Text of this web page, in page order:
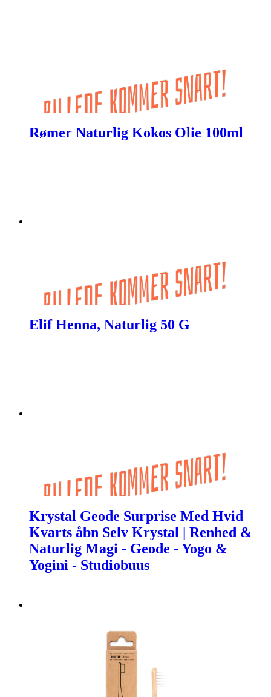
Rømer Naturlig Kokos Olie 100ml
Elif Henna, Naturlig 50 G
Krystal Geode Surprise Med Hvid
Kvarts åbn Selv Krystal | Renhed &
Naturlig Magi - Geode - Yogo &
Yogini - Studiobuus